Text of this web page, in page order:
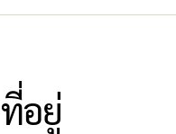
ที่อยู่